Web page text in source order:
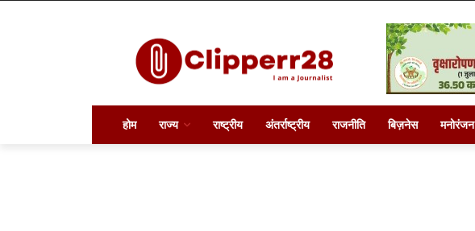
होम राज्य राष्ट्रीय अंतर्राष्ट्रीय राजनीति बिज़नेस मनोरंजन